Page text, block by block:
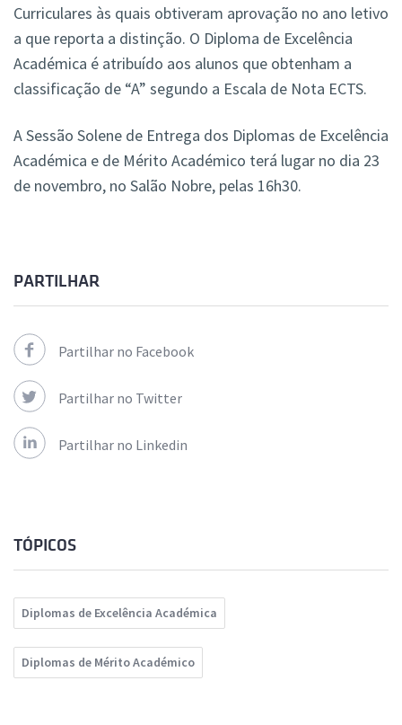
Curriculares às quais obtiveram aprovação no ano letivo
a que reporta a distinção. O Diploma de Excelência
Académica é atribuído aos alunos que obtenham a
classificação de “A” segundo a Escala de Nota ECTS.
A Sessão Solene de Entrega dos Diplomas de Excelência
Académica e de Mérito Académico terá lugar no dia 23
de novembro, no Salão Nobre, pelas 16h30.
PARTILHAR
Partilhar no Facebook
Partilhar no Twitter
Partilhar no Linkedin
TÓPICOS
Diplomas de Excelência Académica
Diplomas de Mérito Académico